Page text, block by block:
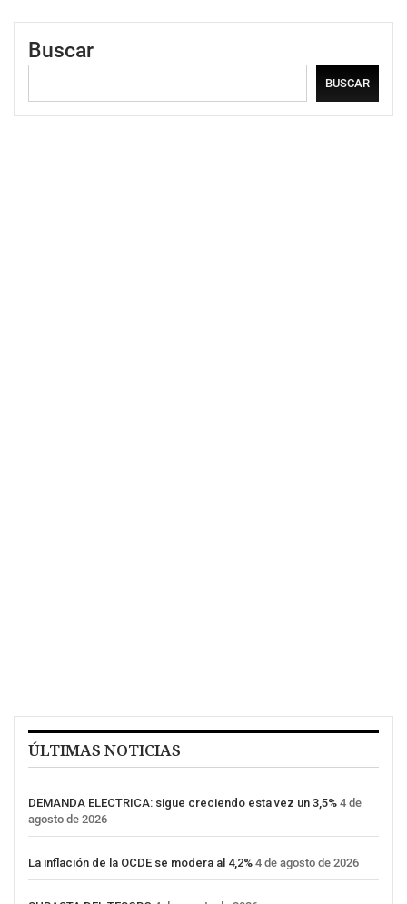
Buscar
BUSCAR
ÚLTIMAS NOTICIAS
DEMANDA ELECTRICA: sigue creciendo esta vez un 3,5% 4 de
agosto de 2026
La inflación de la OCDE se modera al 4,2% 4 de agosto de 2026